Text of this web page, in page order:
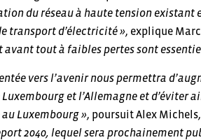
du réseau à haute tension
transport d’électricité », explique Marc
tout à faibles pertes sont
vers l’avenir nous permettra
et l’Allemagne et d’éviter
Luxembourg », poursuit Alex
2040, lequel sera prochainement